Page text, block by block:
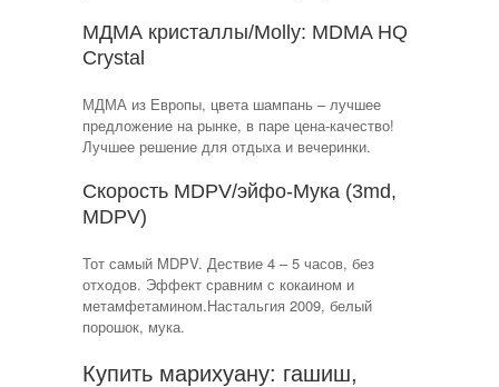
МДМА кристаллы/Molly: MDMA HQ
Crystal
МДМА из Европы, цвета шампань – лучшее
предложение на рынке, в паре цена-качество!
Лучшее решение для отдыха и вечеринки.
Скорость MDPV/эйфо-Мука (3md,
MDPV)
Тот самый MDPV. Дествие 4 – 5 часов, без
отходов. Эффект сравним с кокаином и
метамфетамином.Настальгия 2009, белый
порошок, мука.
Купить марихуану: гашиш,